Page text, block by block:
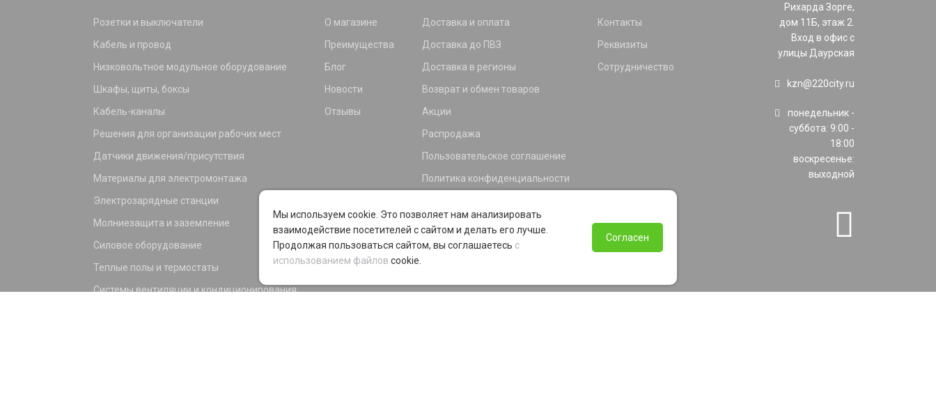
Розетки и выключатели
Кабель и провод
Низковольтное модульное оборудование
Шкафы, щиты, боксы
Кабель-каналы
Решения для организации рабочих мест
Датчики движения/присутствия
Материалы для электромонтажа
Электрозарядные станции
Молниезащита и заземление
Силовое оборудование
Теплые полы и термостаты
Системы вентиляции и кондиционирования
О магазине
Преимущества
Блог
Новости
Отзывы
Доставка и оплата
Доставка до ПВЗ
Доставка в регионы
Возврат и обмен товаров
Акции
Распродажа
Пользовательское соглашение
Политика конфиденциальности
Программа лояльности
Контакты
Реквизиты
Сотрудничество
Рихарда Зорге,
дом 11Б, этаж 2.
Вход в офис с
улицы Даурская
kzn@220city.ru
понедельник -
суббота: 9:00 -
18:00
воскресенье:
выходной
Мы используем cookie. Это позволяет нам анализировать
взаимодействие посетителей с сайтом и делать его лучше.
Продолжая пользоваться сайтом, вы соглашаетесь с
использованием файлов cookie.
Согласен